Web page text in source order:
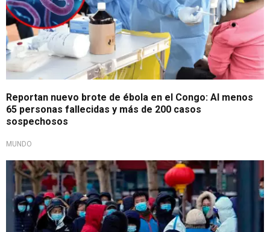
Reportan nuevo brote de ébola en el Congo: Al menos
65 personas fallecidas y más de 200 casos
sospechosos
MUNDO